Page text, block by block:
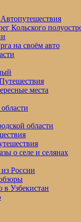
Кольского
на своём авто
места
области
о селе и селянах
России
в Узбекистан